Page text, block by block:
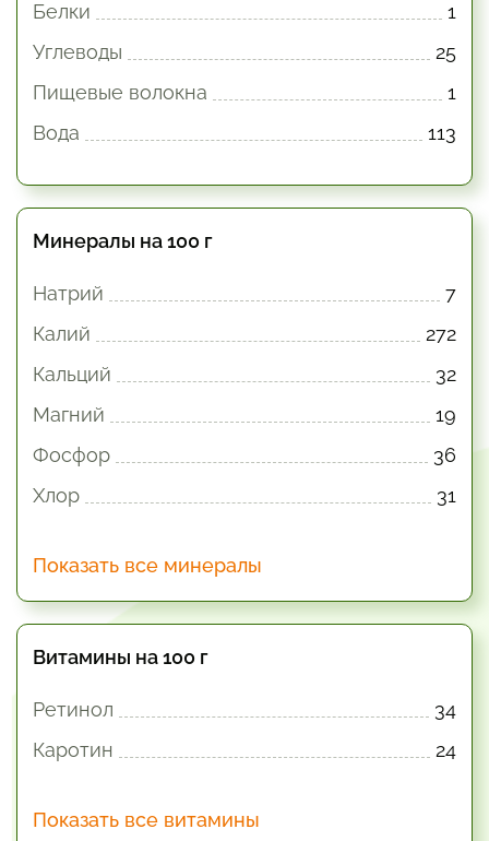
Белки
1
Углеводы
25
Пищевые волокна
1
Вода
113
Минералы на 100 г
Натрий
7
Калий
272
Кальций
32
Магний
19
Фосфор
36
Хлор
31
Показать все минералы
Витамины на 100 г
Ретинол
34
Каротин
24
Показать все витамины